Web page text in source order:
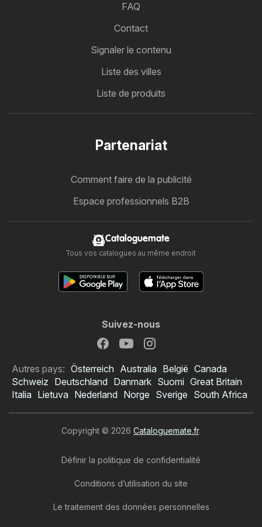
FAQ
Contact
Signaler le contenu
Liste des villes
Liste de produits
Partenariat
Comment faire de la publicité
Espace professionnels B2B
Cataloguemate
Tous vos catalogues au même endroit
Suivez-nous
Autres pays: Österreich Australia België Canada
Schweiz Deutschland Danmark Suomi Great Britain
Italia Lietuva Nederland Norge Sverige South Africa
Copyright © 2026 Cataloguemate.fr.
Définir la politique de confidentialité
Conditions d’utilisation du site
Le traitement des données personnelles